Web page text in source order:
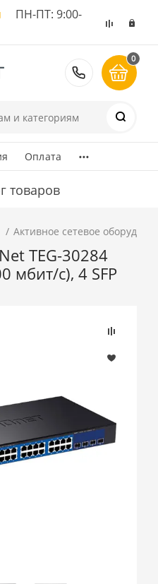
ПН-ПТ: 9:00-
8 (495)
0
Оплата ...
товаров
Активное сетевое
TEG-30284
мбит/с), 4 SFP